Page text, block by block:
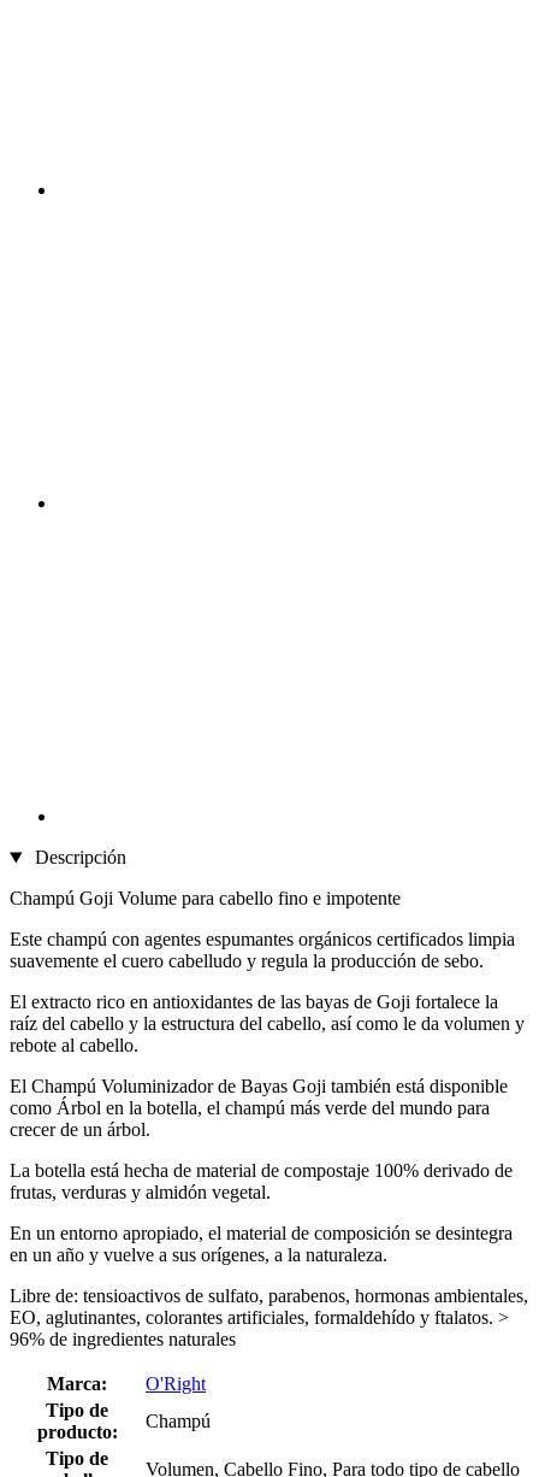
Descripción
Champú Goji Volume para cabello fino e impotente
Este champú con agentes espumantes orgánicos certificados limpia
suavemente el cuero cabelludo y regula la producción de sebo.
El extracto rico en antioxidantes de las bayas de Goji fortalece la
raíz del cabello y la estructura del cabello, así como le da volumen y
rebote al cabello.
El Champú Voluminizador de Bayas Goji también está disponible
como Árbol en la botella, el champú más verde del mundo para
crecer de un árbol.
La botella está hecha de material de compostaje 100% derivado de
frutas, verduras y almidón vegetal.
En un entorno apropiado, el material de composición se desintegra
en un año y vuelve a sus orígenes, a la naturaleza.
Libre de: tensioactivos de sulfato, parabenos, hormonas ambientales,
EO, aglutinantes, colorantes artificiales, formaldehído y ftalatos. >
96% de ingredientes naturales
Marca:
O'Right
Tipo de
producto:
Champú
Tipo de
Volumen, Cabello Fino, Para todo tipo de cabello